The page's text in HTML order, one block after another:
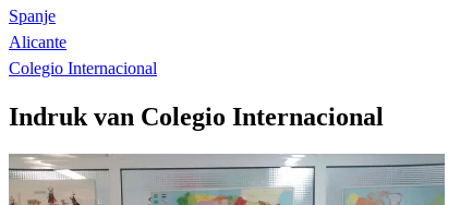
Spanje
Alicante
Colegio Internacional
Indruk van Colegio Internacional